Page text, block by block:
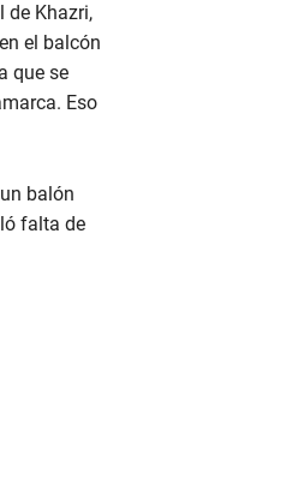
de Khazri,
el balcón
que se
Eso
balón
falta de